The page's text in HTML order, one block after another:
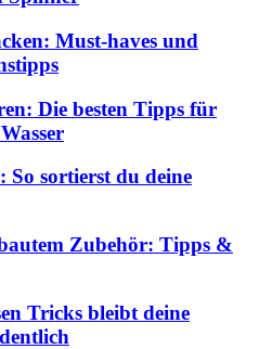
Must-haves und
Die besten Tipps für
sortierst du deine
Zubehör: Tipps &
Tricks bleibt deine